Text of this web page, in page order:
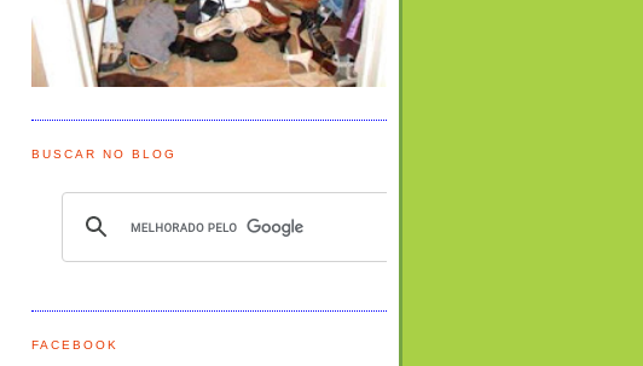
BUSCAR NO BLOG
FACEBOOK